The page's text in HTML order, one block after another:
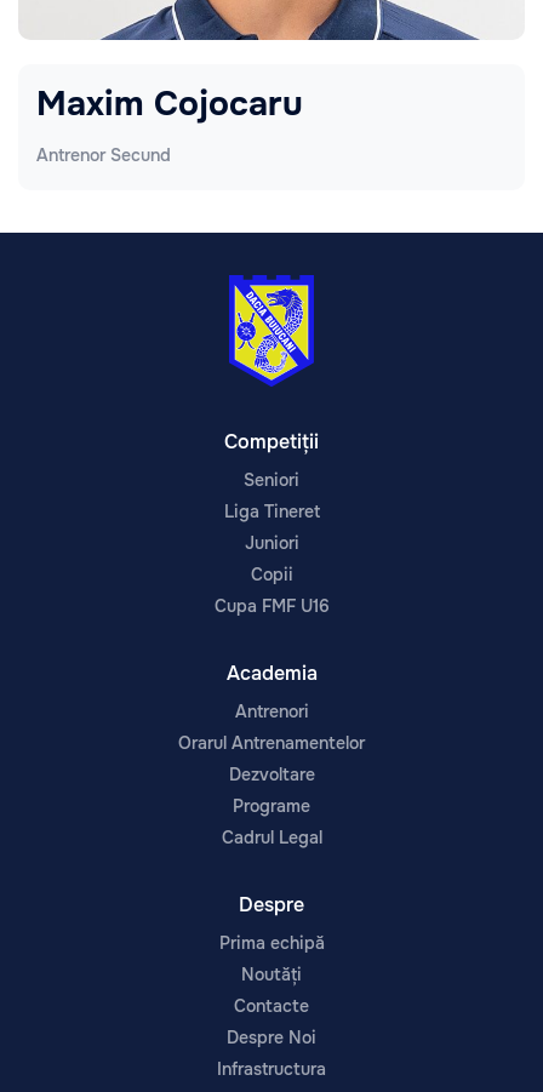
Maxim Cojocaru
Antrenor Secund
Competiții
Seniori
Liga Tineret
Juniori
Copii
Cupa FMF U16
Academia
Antrenori
Orarul Antrenamentelor
Dezvoltare
Programe
Cadrul Legal
Despre
Prima echipă
Noutăți
Contacte
Despre Noi
Infrastructura